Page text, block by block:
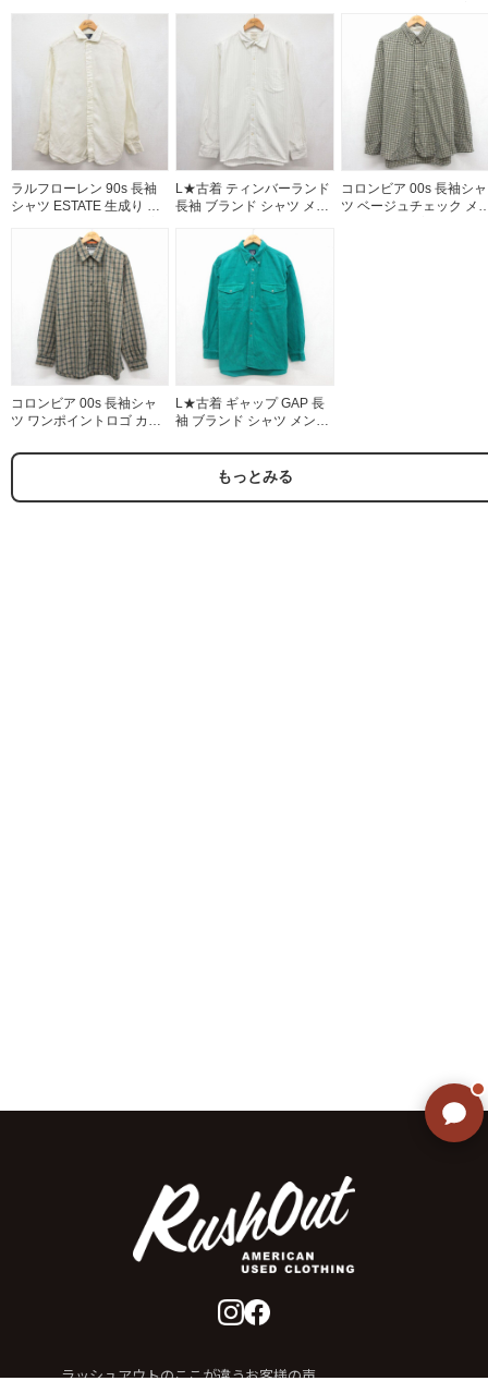
ンダウン ネイビー
26aug06
イビー デニム 26aug07
ラルフローレン 90s 長袖
シャツ ESTATE 生成り ベ
L★古着 ティンバーランド
長袖 ブランド シャツ メン
クスフォード コットン ベ
ージュ ストライプ
26aug07
コロンビア 00s 長袖シャ
ツ ベージュチェック メ
コロンビア 00s 長袖シャ
ツ ワンポイントロゴ カー
古着
L★古着 ギャップ GAP 長
袖 ブランド シャツ メンズ
太畝 コットン ボタンダウ
ン グリーン【spe】
もっとみる
ラッシュアウトのここが違うお客様の声
すぐにお答えします